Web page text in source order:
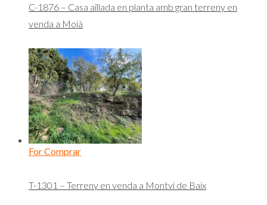
C-1876 – Casa aïllada en planta amb gran terreny en
venda a Moià
For Comprar
T-1301 – Terreny en venda a Montví de Baix